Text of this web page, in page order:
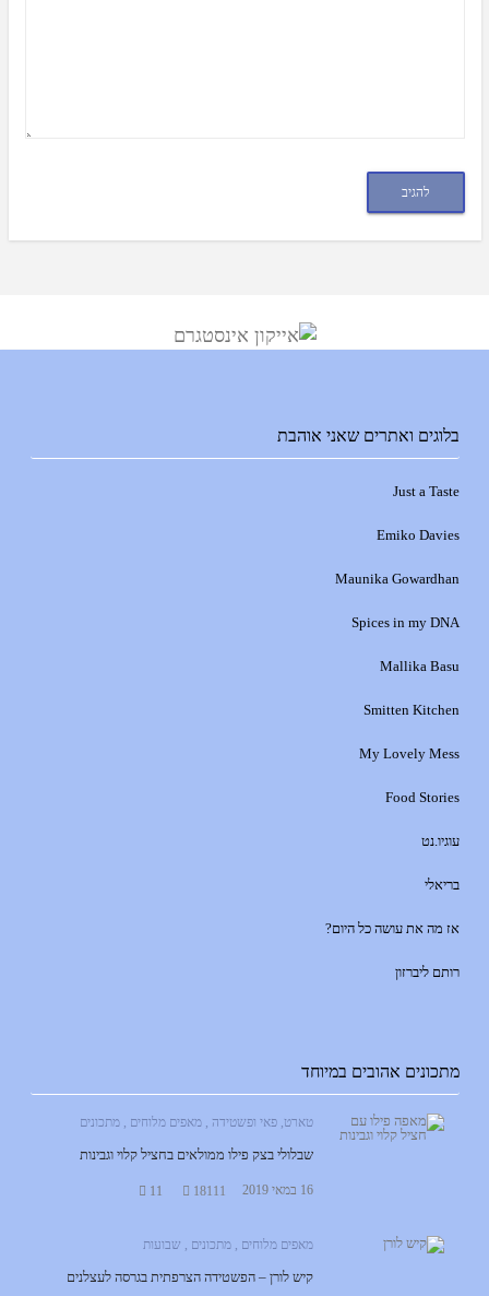
בלוגים ואתרים שאני אוהבת
Just a Taste
Emiko Davies
Maunika Gowardhan
Spices in my DNA
Mallika Basu
Smitten Kitchen
My Lovely Mess
Food Stories
עוגיו.נט
בריאלי
אז מה את עושה כל היום?
רותם ליברזון
מתכונים אהובים במיוחד
טארט, פאי ופשטידה ,מאפים מלוחים ,מתכונים
שבלולי בצק פילו ממולאים בחציל קלוי וגבינות
16 במאי 2019 18111
11
מאפים מלוחים ,מתכונים , שבועות
קיש לורן – הפשטידה הצרפתית בגרסה לעצלנים